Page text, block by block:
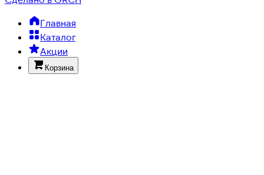
Главная
Каталог
Акции
Корзина